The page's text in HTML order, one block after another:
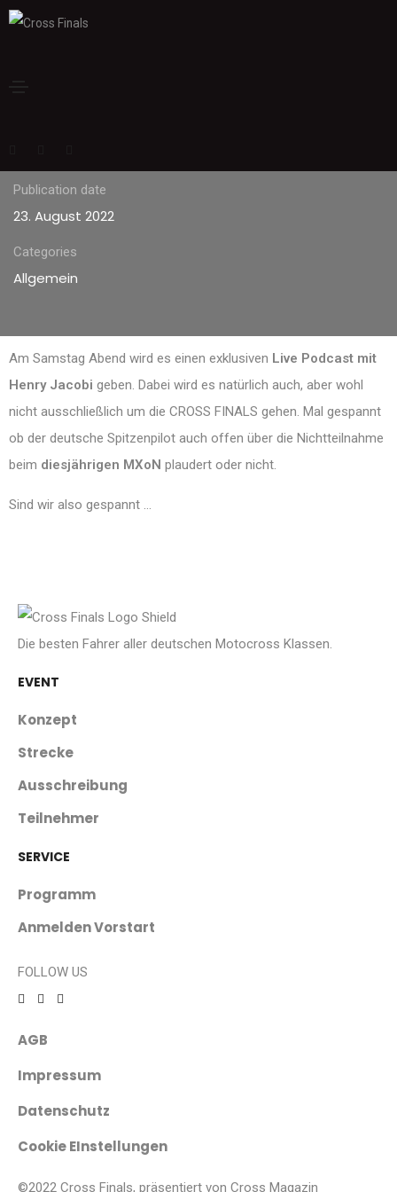
Publication date
23. August 2022
Categories
Allgemein
Am Samstag Abend wird es einen exklusiven Live Podcast mit
Henry Jacobi geben. Dabei wird es natürlich auch, aber wohl
nicht ausschließlich um die CROSS FINALS gehen. Mal gespannt
ob der deutsche Spitzenpilot auch offen über die Nichtteilnahme
beim diesjährigen MXoN plaudert oder nicht.
Sind wir also gespannt …
Die besten Fahrer aller deutschen Motocross Klassen.
EVENT
Konzept
Strecke
Ausschreibung
Teilnehmer
SERVICE
Programm
Anmelden Vorstart
FOLLOW US
©2022 Cross Finals, präsentiert von Cross Magazin
AGB
Impressum
Datenschutz
Cookie EInstellungen